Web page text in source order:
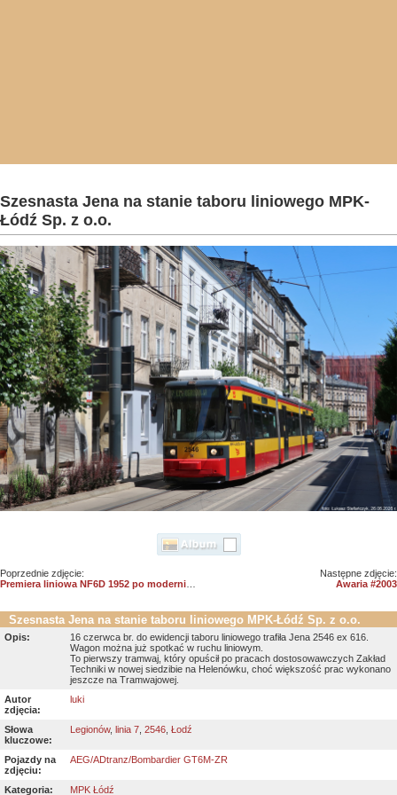
Szesnasta Jena na stanie taboru liniowego MPK-
Łódź Sp. z o.o.
Poprzednie zdjęcie:
Premiera liniowa NF6D 1952 po modernizacji
Następne zdjęcie:
Awaria #2003
Szesnasta Jena na stanie taboru liniowego MPK-Łódź Sp. z o.o.
Opis:
16 czerwca br. do ewidencji taboru liniowego trafiła Jena 2546 ex 616.
Wagon można już spotkać w ruchu liniowym.
To pierwszy tramwaj, który opuścił po pracach dostosowawczych Zakład
Techniki w nowej siedzibie na Helenówku, choć większość prac wykonano
jeszcze na Tramwajowej.
Autor
zdjęcia:
luki
Słowa
kluczowe:
Legionów, linia 7 2546 Łodź
Pojazdy na
zdjęciu:
AEG/ADtranz/Bombardier GT6M-ZR
Kategoria: MPK Łódź